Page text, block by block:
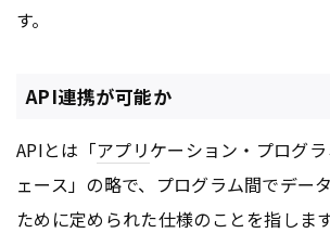
す。
API連携が可能か
APIとは「アプリケーション・プログ
ェース」の略で、プログラム間でデー
ために定められた仕様のことを指しま